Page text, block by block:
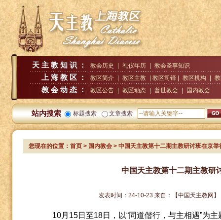
天主教知识： 教会历史 礼仪年历 教会圣事知识
上海教区： 教区简介 教区主教 | 教区司铎 | 教区机构
教会动态： 教区公告 教区动态 普世教会 国内教会
站内搜索 标题搜索 文章搜索
您现在的位置：首页 > 国内教会 > 中国天主教第十二期主教研讨班在京举
中国天主教第十二期主教研
发表时间： 24-10-23 来自： 【中国天主教网】
10月 15日至18日，以“同道偕行，与主相遇”为